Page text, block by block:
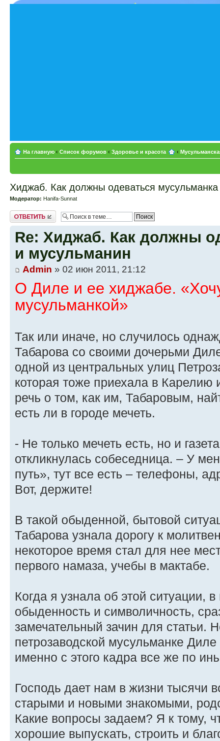
На главную ‹ Список форумов ‹ Здоровье и красота ‹
Хиджаб. Как должны одеваться
Модератор: Hanifa-Sunnat
Ответить
Re: Хиджаб. Как должны
и мусульманин
Admin » 02 июн 2011, 21:12
О Диле и ее хиджабе.
мусульманкой»
Так или иначе, но случилось
Табарова со своими дочерьми
одной из центральных улиц
которая тоже приехала в Карелию
речь о том, как им, Табаровым,
есть ли в городе мечеть.
- Не только мечеть есть, но и
откликнулась собеседница. – У
путь», тут все есть – телефоны,
Вот, держите!
В такой обыденной, бытовой
Табарова узнала дорогу к
некоторое время стал для нее
первого намаза, учебы в мактабе.
Когда я узнала об этой ситуации,
обыденность и символичность,
замечательный зачин для статьи.
петрозаводской мусульманке
именно с этого кадра все же по
Господь дает нам в жизни тысячи
старыми и новыми знакомыми,
Какие вопросы задаем? Я к тому,
хорошие выпускать, строить и